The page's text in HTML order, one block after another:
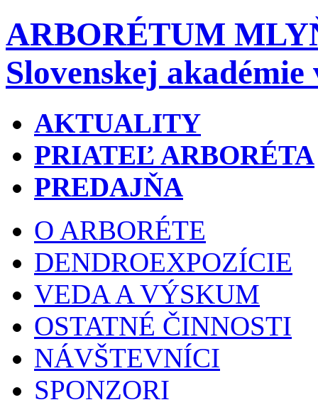
ARBORÉTUM
Slovenskej akadémie
AKTUALITY
PRIATEĽ ARBORÉTA
PREDAJŇA
O ARBORÉTE
DENDROEXPOZÍCIE
VEDA A VÝSKUM
OSTATNÉ ČINNOSTI
NÁVŠTEVNÍCI
SPONZORI